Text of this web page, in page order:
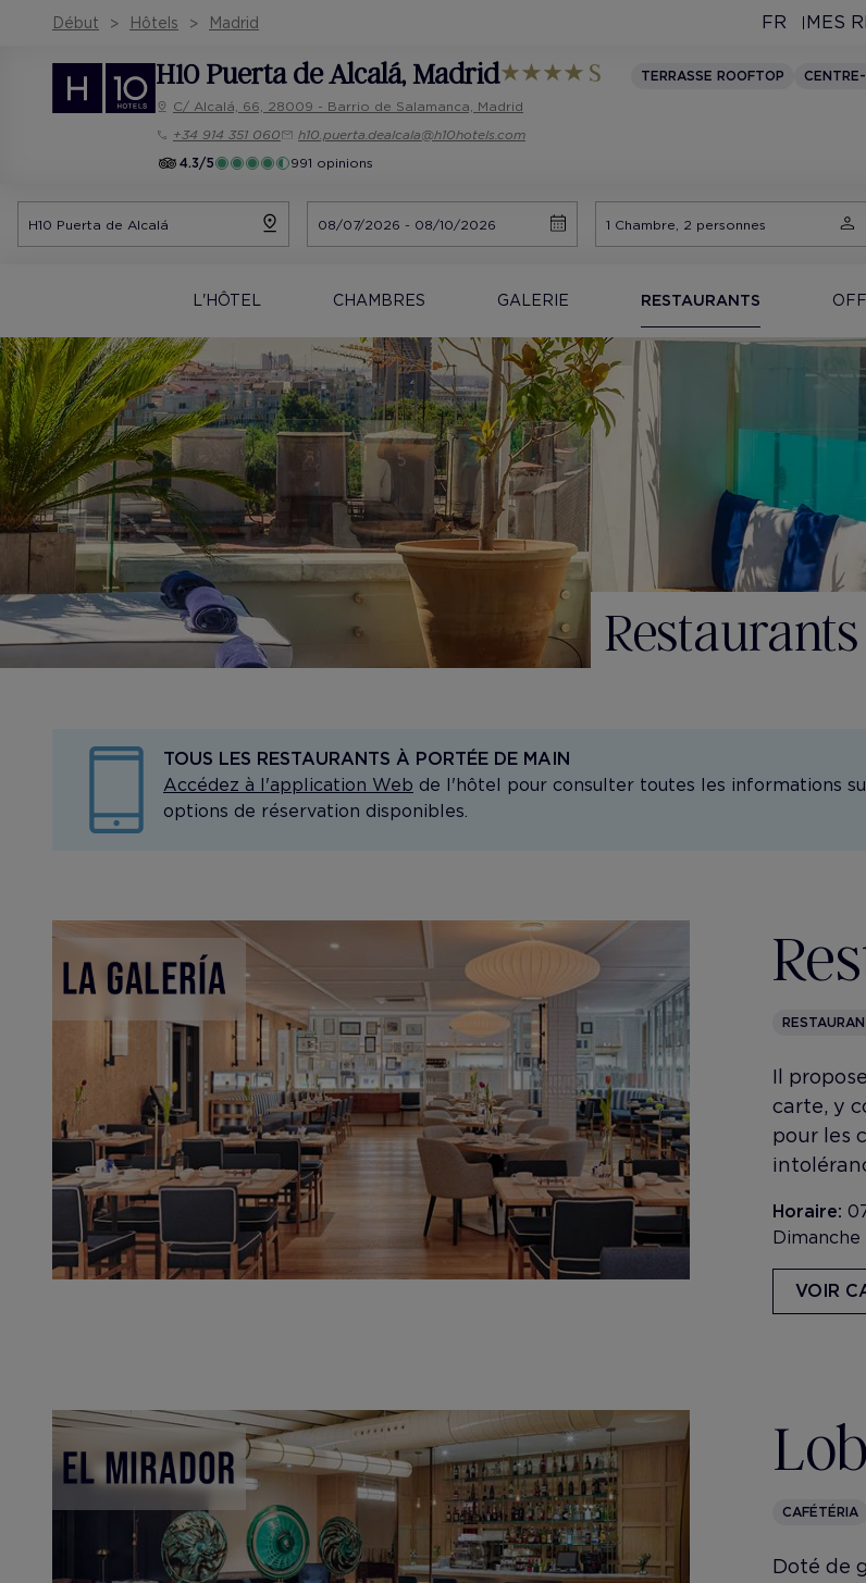
Début Hôtels Madrid FR MES
H10 Puerta de Alcalá, Madrid TERRASSE ROOFTOP
C/ Alcalá, 66, 28009 - Barrio de Salamanca, Madrid
+34 914 351 060
h10.puerta.dealcala@h10hotels.com
4.3/5
991 opinions
L'HÔTEL CHAMBRES GALERIE RESTAURANTS
Restaurants
TOUS LES RESTAURANTS À PORTÉE DE MAIN
Accédez à l'application Web de l'hôtel pour consulter toutes les informations
options de réservation disponibles.
Il
carte, y
pour les
Horaire:
VOIR
CAFÉTÉRIA
Doté de